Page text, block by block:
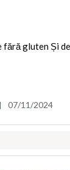
fără gluten Și
07/11/2024